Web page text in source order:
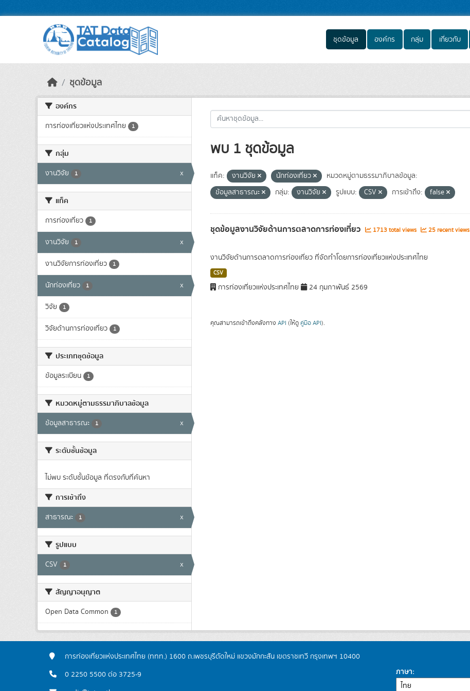
ชุดข้อมูล องค์กร กลุ่ม เกี่ยวกับ
ชุดข้อมูล
องค์กร
การท่องเที่ยวแห่งประเทศไทย 1
กลุ่ม
งานวิจัย 1 x
แท็ค
การท่องเที่ยว 1
งานวิจัย 1 x
งานวิจัยการท่องเที่ยว 1
นักท่องเที่ยว 1 x
วิจัย 1
วิจัยด้านการท่องเที่ยว 1
ประเภทชุดข้อมูล
ข้อมูลระเบียน 1
หมวดหมู่ตามธรรมาภิบาลข้อมูล
ข้อมูลสาธารณะ 1 x
ระดับชั้นข้อมูล
ไม่พบ ระดับชั้นข้อมูล ที่ตรงกับที่ค้นหา
การเข้าถึง
สาธารณะ 1 x
รูปแบบ
CSV 1 x
สัญญาอนุญาต
Open Data Common 1
พบ 1 ชุดข้อมูล
แท็ค: งานวิจัย นักท่องเที่ยว
หมวดหมู่ตามธรรมาภิบาลข้อมูล:
ข้อมูลสาธารณะ
กลุ่ม: งานวิจัย รูปแบบ: CSV การเข้าถึง: false
ชุดข้อมูลงานวิจัยด้านการตลาดการท่องเที่ยว 1713 total views 25 recent views
งานวิจัยด้านการตลาดการท่องเที่ยว ที่จัดทำโดยการท่องเที่ยวแห่งประเทศไทย
CSV
การท่องเที่ยวแห่งประเทศไทย 24 กุมภาพันธ์ 2569
คุณสามารถเข้าถึงคลังทาง API (ให้ดู คู่มือ API).
การท่องเที่ยวแห่งประเทศไทย (ททท.) 1600 ถ.เพชรบุรีตัดใหม่ แขวงมักกะสัน เขตราชเทวี กรุงเทพฯ 10400
0 2250 5500 ต่อ 3725-9
ภาษา